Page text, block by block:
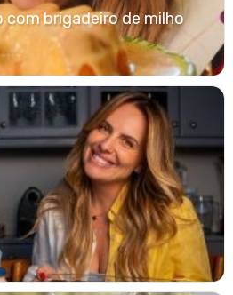
brigadeiro de milho